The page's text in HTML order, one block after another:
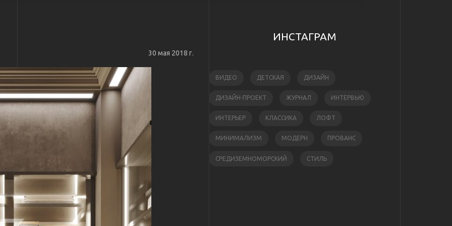
30 мая 2018 г.
ИНСТАГРАМ
ВИДЕО ДЕТСКАЯ ДИЗАЙН
ДИЗАЙН-ПРОЕКТ ЖУРНАЛ ИНТЕРВЬЮ
ИНТЕРЬЕР КЛАССИКА ЛОФТ
МИНИМАЛИЗМ МОДЕРН ПРОВАНС
СРЕДИЗЕМНОМОРСКИЙ СТИЛЬ